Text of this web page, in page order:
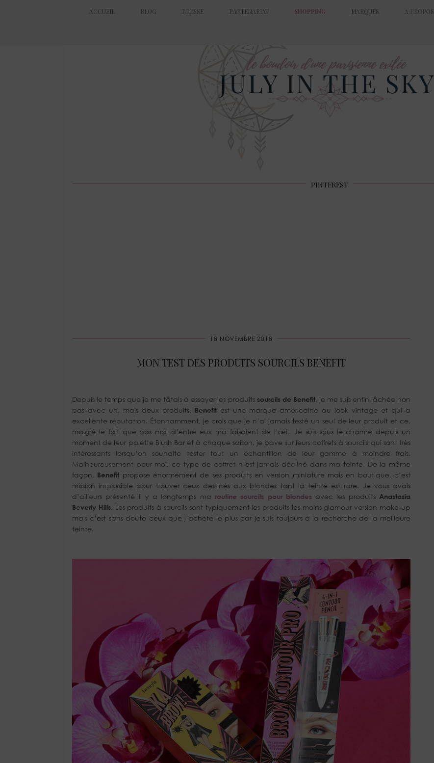
ACCUEIL BLOG PRESSE PARTENARIAT SHOPPING MARQUES A PROPOS
PINTEREST
18 NOVEMBRE 2018
MON TEST DES PRODUITS SOURCILS BENEFIT
Depuis le temps que je me tâtais à essayer les produits sourcils de Benefit, je me suis enfin lâchée non
pas avec un, mais deux produits. Benefitest une marque américaine au look vintage et qui a
excellente réputation. Étonnamment, je crois que je n’ai jamais testé un seul de leur produit et ce,
malgré le fait que pas mal d’entre eux ma faisaient de l’œil. Je suis sous le charme depuis un
moment de leur palette Blush Bar et à chaque saison, je bave sur leurs coffrets à sourcils qui sont très
intéressants lorsqu’on souhaite tester tout un échantillon de leur gamme à moindre frais.
Malheureusement pour moi, ce type de coffret n’est jamais décliné dans ma teinte. De la même
façon, Benefit propose énormément de ses produits en version miniature mais en boutique, c’est
mission impossible pour trouver ceux destinés aux blondes tant la teinte est rare. Je vous avais
d’ailleurs présenté il y a longtemps ma routine sourcils pour blondes avec les produits Anastasia
Beverly Hills. Les produits à sourcils sont typiquement les produits les moins glamour version make-up
mais c’est sans doute ceux que j’achète le plus car je suis toujours à la recherche de la meilleure
teinte.